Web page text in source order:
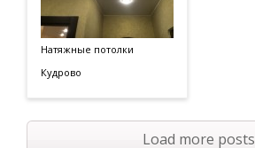
Натяжные потолки
Кудрово
Load more posts